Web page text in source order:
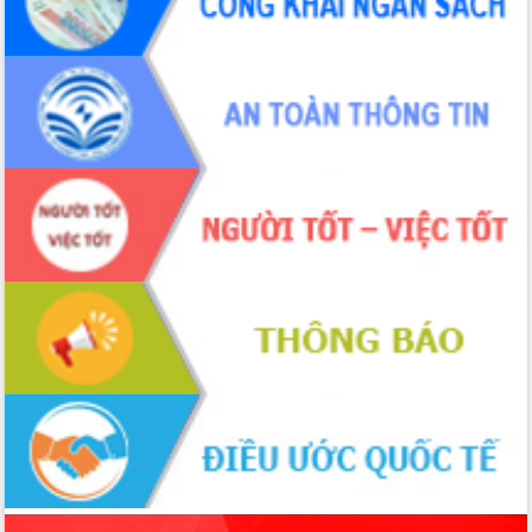
món ăn từ sầu riêng
Đắk Lắk công bố Quy hoạch và xúc
tiến đầu tư tỉnh
Ngành cá ngừ Đắk Lắk chủ động thích
ứng để giữ vững thị trường xuất khẩu
Diễn đàn Kinh tế tư nhân Việt Nam đột
phá cơ chế - Hợp tác công tư
Đề án 06 tạo bước ngoặt đột phá trong
cải cách hành chính tỉnh Đắk Lắk
Kết nối tour, đẩy mạnh chuyển đổi số
để phát triển du lịch Đắk Lắk
Khởi động Dự án Đầu tư xây dựng hạ
tầng kỹ thuật Cụm công nghiệp Tân
Tiến
Gặp mặt các cơ quan báo chí nhân Kỷ
niệm 101 năm Ngày Báo chí Cách
mạng Việt Nam
Đắk Lắk sơ kết 4 năm triển khai thực
hiện Đề án 06 của Chính phủ
Họp báo thông tin về Hội nghị Công bố